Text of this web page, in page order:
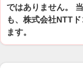
ではありません。
も、株式会社NTT
ます。